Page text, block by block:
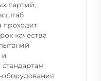
партий,
проходит
качества
и